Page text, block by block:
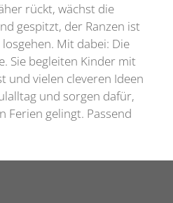
rückt, wächst die
gespitzt, der Ranzen ist
Mit dabei: Die
Sie begleiten Kinder mit
und vielen cleveren Ideen
und sorgen dafür,
Ferien gelingt. Passend